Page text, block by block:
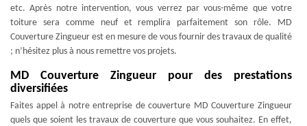
etc. Après notre intervention, vous verrez par vous-même que votre
toiture sera comme neuf et remplira parfaitement son rôle. MD
Couverture Zingueur est en mesure de vous fournir des travaux de qualité
; n’hésitez plus à nous remettre vos projets.
MD Couverture Zingueur pour des prestations
diversifiées
Faites appel à notre entreprise de couverture MD Couverture Zingueur
quels que soient les travaux de couverture que vous souhaitez. En effet,